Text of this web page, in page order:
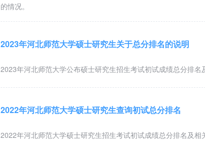
的情况。
2023年河北师范大学硕士研究生关于总分排名的说明
2023年河北师范大学公布硕士研究生招生考试初试成绩总分排
2022年河北师范大学硕士研究生查询初试总分排名
2022年河北师范大学硕士研究生招生考试初试成绩总分排名及相